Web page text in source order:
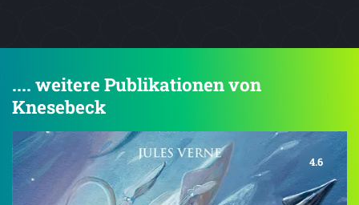
.... weitere Publikationen von
Knesebeck
4.6